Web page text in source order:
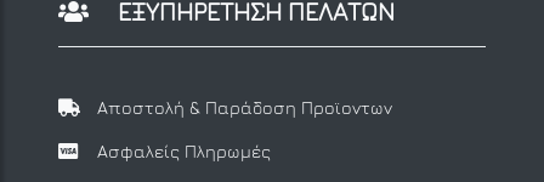
ΕΞΥΠΗΡΕΤΗΣΗ ΠΕΛΑΤΩΝ
Αποστολή & Παράδοση Προϊοντων
Ασφαλείς Πληρωμές